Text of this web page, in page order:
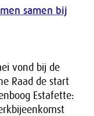
samen bij
vond bij de
Raad de start
Estafette: